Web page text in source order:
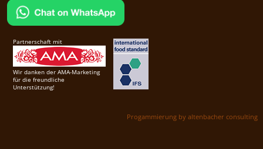
Partnerschaft mit
Wir danken der AMA-Marketing
für die freundliche
Unterstützung!
Progammierung by altenbacher consulting